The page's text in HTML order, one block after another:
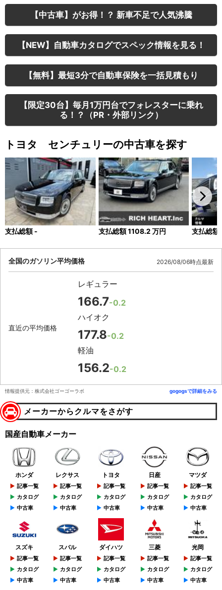
【中古車】がお得！？ 新車不足で人気沸騰
【NEW】自動車カタログでスペック情報を見る！
【無料】最短3分で自動車保険を一括見積もり
【限定30台】毎月1万円台でフォレスターに乗れ
る！？（PR・外部リンク）
トヨタ センチュリーの中古車を探す
支払総額 - 支払総額1108.2 万円 支払総額
全国のガソリン平均価格 2026/08/06時点最新
直近の平均価格
レギュラー
166.7-0.2
ハイオク
177.8-0.2
軽油
156.2-0.2
情報提供元：株式会社ゴーゴーラボ gogogsで詳細をみる
メーカーからクルマをさがす
国産自動車メーカー
ホンダ
記事一覧
カタログ
中古車
レクサス
記事一覧
カタログ
中古車
トヨタ
記事一覧
カタログ
中古車
日産
記事一覧
カタログ
中古車
マツダ
記事一覧
カタログ
中古車
スズキ
記事一覧
カタログ
中古車
スバル
記事一覧
カタログ
中古車
ダイハツ
記事一覧
カタログ
中古車
三菱
記事一覧
カタログ
中古車
光岡
記事一覧
カタログ
中古車